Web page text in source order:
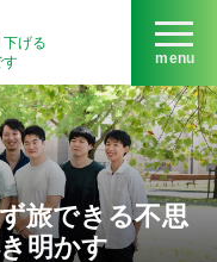
げる
す
menu
旅できる不思
明かす